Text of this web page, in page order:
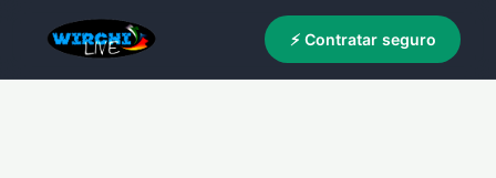
⚡ Contratar seguro